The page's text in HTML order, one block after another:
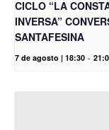
CICLO “LA
INVERSA”
SANTAFESINA
7 de agosto | 18:30 -